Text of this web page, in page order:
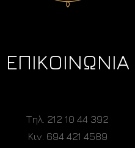
ΕΠΙΚΟΙΝΩΝΙΑ
Τηλ. 212 10 44 392
Κιν. 694 421 4589